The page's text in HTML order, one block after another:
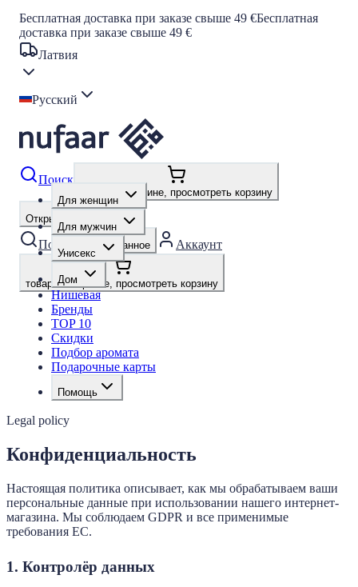
Бесплатная доставка при заказе свыше 49 €Бесплатная
доставка при заказе свыше 49 €
Латвия
Русский
Поиск
товары в корзине, просмотреть корзину
Открыть меню
Поиск Избранное Аккаунт
товары в корзине, просмотреть корзину
Для женщин
Для мужчин
Унисекс
Дом
Нишевая
Бренды
TOP 10
Скидки
Подбор аромата
Подарочные карты
Помощь
Legal policy
Конфиденциальность
Настоящая политика описывает, как мы обрабатываем ваши
персональные данные при использовании нашего интернет-
магазина. Мы соблюдаем GDPR и все применимые
требования ЕС.
1. Контролёр данных